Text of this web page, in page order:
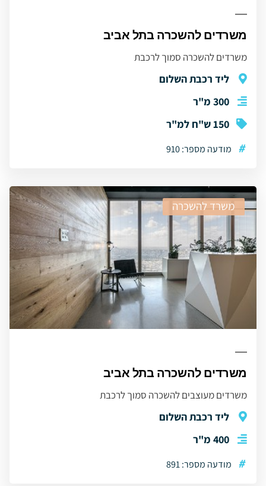
משרדים להשכרה בתל אביב
משרדים להשכרה סמוך לרכבת
ליד רכבת השלום
300 מ"ר
150 ש"ח למ"ר
# מודעה מספר: 910
משרד להשכרה
משרדים להשכרה בתל אביב
משרדים מעוצבים להשכרה סמוך לרכבת
ליד רכבת השלום
400 מ"ר
# מודעה מספר: 891